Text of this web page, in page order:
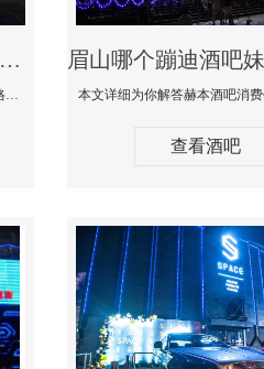
眉山酒吧散台消费哪家实惠-MIX繁花酒吧消费价格真实点评
本文详细为你解答MIX繁花酒吧消费价格真实点评，更多关于酒吧散台消费哪家实惠咨询免费咨询150 99997335微信同步
查看酒吧